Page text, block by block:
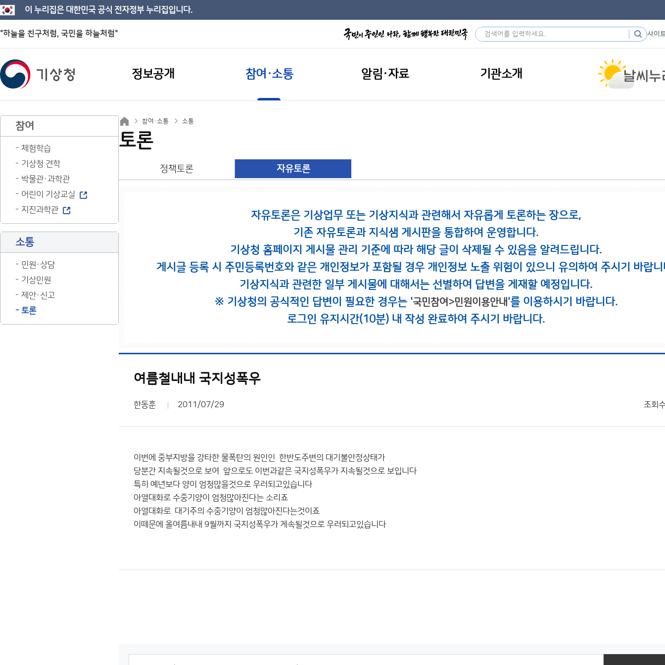
이 누리집은 대한민국 공식 전자정부 누리집입니다.
"하늘을 친구처럼, 국민을 하늘처럼" 사이
정보공개 참여·소통 알림·자료 기관소개
참여
체험학습
기상청 견학
박물관·과학관
어린이 기상교실
지진과학관
소통
민원·상담
기상민원
제안·신고
토론
참여·소통 소통
토론
정책토론 자유토론
자유토론은 기상업무 또는 기상지식과 관련해서 자유롭게 토론하는 장으로,
기존 자유토론과 지식샘 게시판을 통합하여 운영합니다.
기상청 홈페이지 게시물 관리 기준에 따라 해당 글이 삭제될 수 있음을 알려드립니다.
게시글 등록 시 주민등록번호와 같은 개인정보가 포함될 경우 개인정보 노출 위험이 있으니 유의하여 주시기 바랍니
기상지식과 관련한 일부 게시물에 대해서는 선별하여 답변을 게재할 예정입니다.
※ 기상청의 공식적인 답변이 필요한 경우는 '국민참여>민원이용안내'를 이용하시기 바랍니다.
로그인 유지시간(10분) 내 작성 완료하여 주시기 바랍니다.
여름철내내 국지성폭우
한동훈 2011/07/29 조회
이번에 중부지방을 강타한 물폭탄의 원인인 한반도주변의 대기불안정상태가
당분간 지속될것으로 보여 앞으로도 이번과같은 국지성폭우가 지속될것으로 보입니다
특히 예년보다 양이 엄청많을것으로 우러되고있습니다
아열대화로 수중기양이 엄청많아진다는 소리죠
아열대화로 대기주의 수중기양이 엄청많아진다는것이죠
이떼문에 올여름내내 9월까지 국지성폭우가 게속될것으로 우러되고있습니다